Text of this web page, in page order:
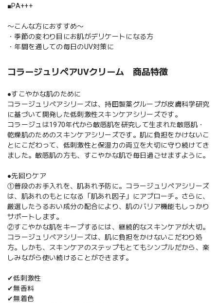
■PA+++
〜こんな方におすすめ〜
・季節の変わり目にお肌がデリケートになる方
・年間を通しての毎日のUV対策に
コラージュリペアUVクリーム 商品特徴
●すこやかな肌のために
コラージュリペアシリーズは、持田製薬グループが皮膚科学研究
に基づいて開発した低刺激性スキンケアシリーズです。
コラージュは1970年代から敏感肌を研究して生まれた敏感肌・
乾燥肌のためのスキンケアシリーズです。肌に負担をかけないこ
とにこだわって、低刺激性と保湿力の両立を大切に守り続けてき
ました。敏感肌の方も、すこやかな肌で毎日過ごせますように。
●先回りケア
①普段のお手入れを、肌あれ予防に。コラージュリペアシリーズ
は、肌あれのもとになる「肌あれ因子」にアプローチ。さらに、
厳選したうるおい成分の配合により、肌のバリア機能もしっかり
サポートします。
②すこやかな肌をキープするには、継続的なスキンケアが大切。
コラージュリペアシリーズは、肌に負担をかけないこだわり処
方。しかも、スキンケアのステップもとてもシンプルだから、楽
しみながら使い続けることができます。
✔低刺激性
✔無香料
✔無着色